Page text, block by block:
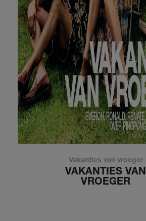
Vakanties van vroeger
VAKANTIES VAN
VROEGER